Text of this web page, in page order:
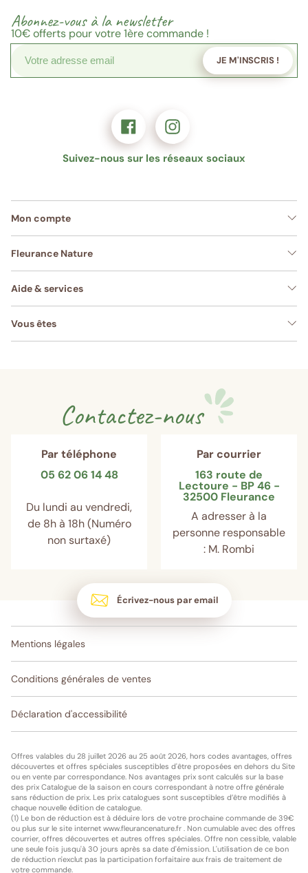
Abonnez-vous à la newsletter
10€offerts pour votre 1ère commande !
JE M'INSCRIS !
Suivez-nous sur les réseaux sociaux
Mon compte
Fleurance Nature
Aide & services
Vous êtes
Contactez-nous
Par téléphone
05 62 06 14 48
Du lundi au vendredi,
de 8h à 18h (Numéro
non surtaxé)
Par courrier
163 route de
Lectoure - BP 46 -
32500 Fleurance
A adresser à la
personne responsable
: M. Rombi
Écrivez-nous par email
Mentions légales
Conditions générales de ventes
Déclaration d'accessibilité
Offres valables du 28 juillet 2026 au 25 août 2026, hors codes avantages, offres
découvertes et offres spéciales susceptibles d'être proposées en dehors du Site
ou en vente par correspondance. Nos avantages prix sont calculés sur la base
des prix Catalogue de la saison en cours correspondant à notre offre générale
sans réduction de prix. Les prix catalogues sont susceptibles d’être modifiés à
chaque nouvelle édition de catalogue.
(1) Le bon de réduction est à déduire lors de votre prochaine commande de 39€
ou plus sur le site internet www.fleurancenature.fr . Non cumulable avec des offres
courrier, offres découvertes et autres offres spéciales. Offre non cessible, valable
une seule fois jusqu'à 30 jours après sa date d'émission. L'utilisation de ce bon
de réduction n'exclut pas la participation forfaitaire aux frais de traitement de
votre commande.